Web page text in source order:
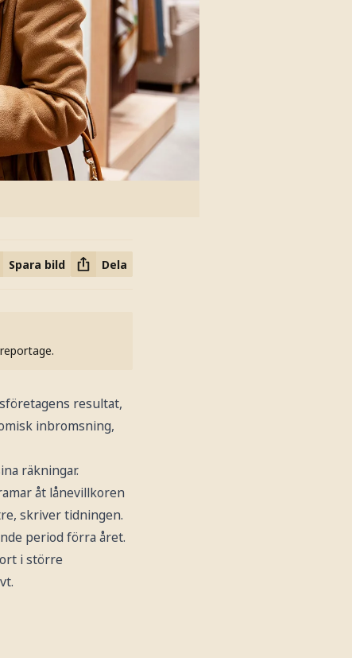
Spara bild Dela
resultat,
inbromsning,
räkningar.
åt lånevillkoren
skriver tidningen.
period förra året.
i större